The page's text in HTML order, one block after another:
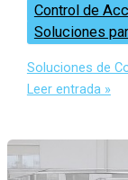
Control de
Soluciones
Soluciones de
Leer entrada »